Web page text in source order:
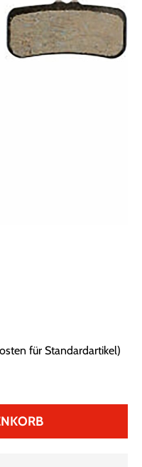
für Standardartikel)